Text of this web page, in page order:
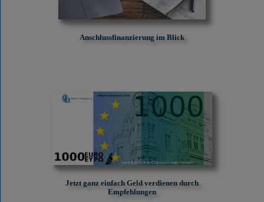
Anschlussfinanzierung im Blick
Jetzt ganz einfach Geld verdienen durch
Empfehlungen